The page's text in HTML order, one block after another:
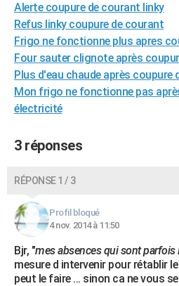
Dictionnaire
Biographies
Citations
Expressions
Proverbes
PROGRAMME TV
COPAINS D'AVANT
S'inscrire
Se connecter
Lycées
Collèges
Primaires
Universités
Entreprises
Service militaire
Avis de recherche
AVIS DE DÉCÈS
FORUM
Alerte coupure de courant linky
Refus linky coupure de courant
Frigo ne fonctionne plus apres
Four sauter clignote après
Plus d'eau chaude après coupure
Mon frigo ne fonctionne pas
électricité
3 réponses
RÉPONSE 1 / 3
Profil bloqué
4 nov. 2014 à 11:50
Bjr, "mes absences qui sont parfois
mesure d intervenir pour rétablir
peut le faire ... sinon ca ne vous